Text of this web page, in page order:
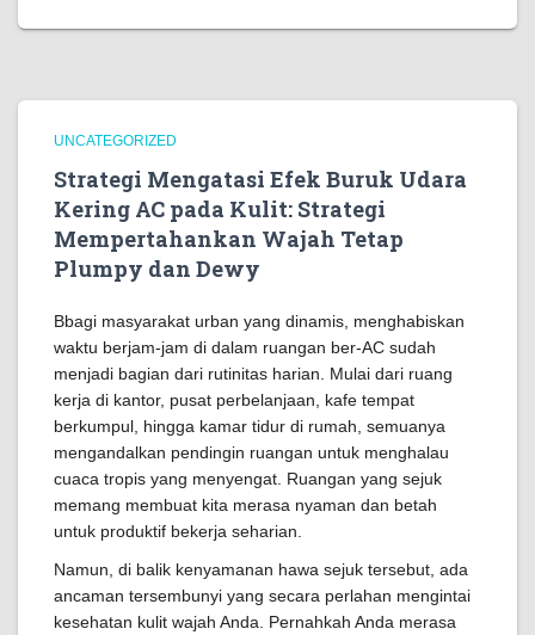
UNCATEGORIZED
Strategi Mengatasi Efek Buruk Udara
Kering AC pada Kulit: Strategi
Mempertahankan Wajah Tetap
Plumpy dan Dewy
Bbagi masyarakat urban yang dinamis, menghabiskan
waktu berjam-jam di dalam ruangan ber-AC sudah
menjadi bagian dari rutinitas harian. Mulai dari ruang
kerja di kantor, pusat perbelanjaan, kafe tempat
berkumpul, hingga kamar tidur di rumah, semuanya
mengandalkan pendingin ruangan untuk menghalau
cuaca tropis yang menyengat. Ruangan yang sejuk
memang membuat kita merasa nyaman dan betah
untuk produktif bekerja seharian.
Namun, di balik kenyamanan hawa sejuk tersebut, ada
ancaman tersembunyi yang secara perlahan mengintai
kesehatan kulit wajah Anda. Pernahkah Anda merasa